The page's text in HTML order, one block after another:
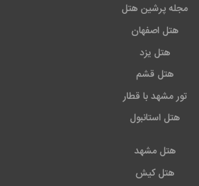
مجله پرشین هتل
هتل اصفهان
هتل یزد
هتل قشم
تور مشهد با قطار
هتل استانبول
هتل مشهد
هتل کیش